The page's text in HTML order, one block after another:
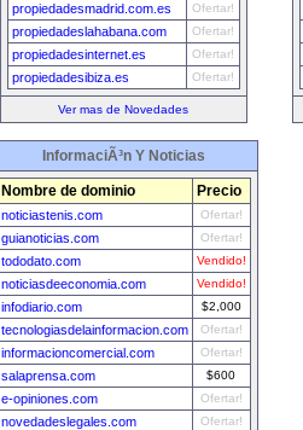
propiedadesmadrid.com.es Ofertar!
propiedadeslahabana.com Ofertar!
propiedadesinternet.es Ofertar!
propiedadesibiza.es Ofertar!
Ver mas de Novedades
InformaciÃ³n Y Noticias
Nombre de dominio Precio
noticiastenis.com Ofertar!
guianoticias.com Ofertar!
tododato.com Vendido!
noticiasdeeconomia.com Vendido!
infodiario.com $2,000
tecnologiasdelainformacion.com Ofertar!
informacioncomercial.com Ofertar!
salaprensa.com $600
e-opiniones.com Ofertar!
novedadeslegales.com Ofertar!